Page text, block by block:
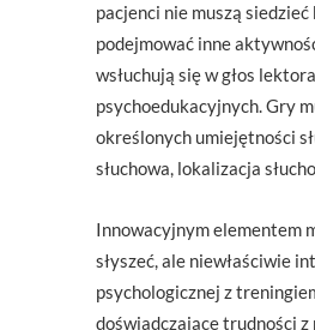
pacjenci nie muszą
podejmować inne
wsłuchują się w głos
psychoedukacyjnych. Gry
określonych umiejętności
słuchowa, lokalizacja
Innowacyjnym elementem
słyszeć, ale niewłaściwie
psychologicznej z
doświadczające trudności